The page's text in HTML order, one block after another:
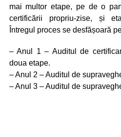
mai multor etape, pe de o
certificării propriu-zise, și
Întregul proces se desfășoară
– Anul 1 – Auditul de
doua etape.
– Anul 2 – Auditul de
– Anul 3 – Auditul de